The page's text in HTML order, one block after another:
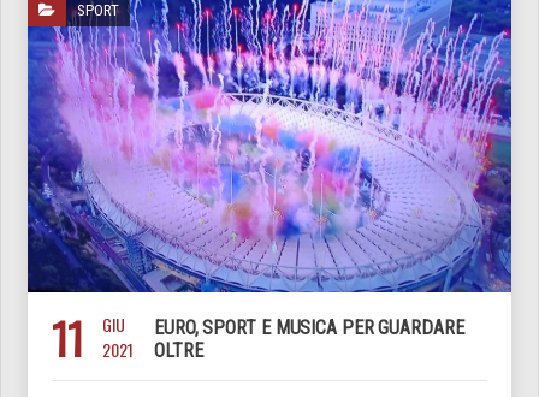
SPORT
11
GIU
2021
EURO, SPORT E MUSICA PER GUARDARE
OLTRE